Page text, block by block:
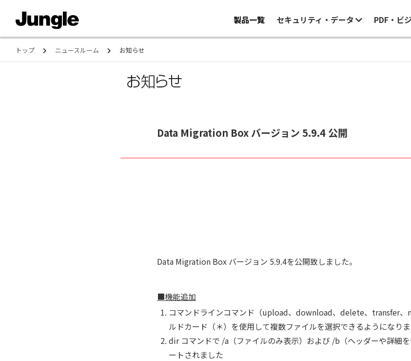
製品一覧 セキュリティ・データ PDF・ビ
トップ ニュースルーム お知らせ
Data Migration Box バージョン 5.9.4 公開
Data Migration Box バージョン 5.9.4を公開致しました。
■機能追加
コマンドラインコマンド（upload、download、delete、transfer、
ルドカード（＊）を使用して複数ファイルを選択できるようになり
dir コマンドで /a（ファイルのみ表示）および /b（ヘッダーや詳細
ートされました